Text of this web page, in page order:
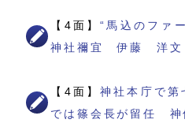
【4面】“馬込のファ
神社禰宜 伊藤 洋文
【4面】神社本庁で
では篠会長が留任 神